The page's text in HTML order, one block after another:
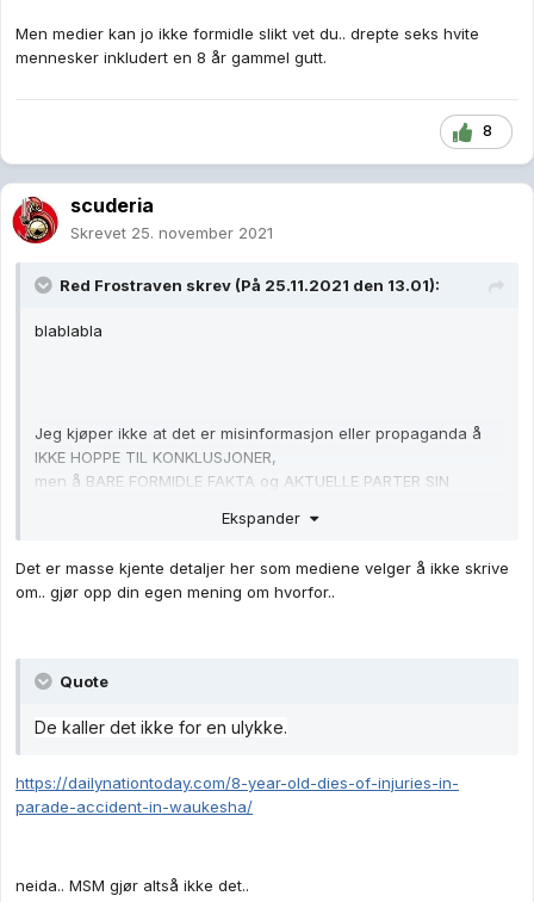
Men medier kan jo ikke formidle slikt vet du.. drepte seks hvite
mennesker inkludert en 8 år gammel gutt.
8
scuderia
Skrevet 25. november 2021
Red Frostraven skrev (På 25.11.2021 den 13.01):
blablabla
Jeg kjøper ikke at det er misinformasjon eller propaganda å
IKKE HOPPE TIL KONKLUSJONER,
men å BARE FORMIDLE FAKTA og AKTUELLE PARTER SIN
Ekspander
Det er masse kjente detaljer her som mediene velger å ikke skrive
om.. gjør opp din egen mening om hvorfor..
Quote
De kaller det ikke for en ulykke.
https://dailynationtoday.com/8-year-old-dies-of-injuries-in-
parade-accident-in-waukesha/
neida.. MSM gjør altså ikke det..